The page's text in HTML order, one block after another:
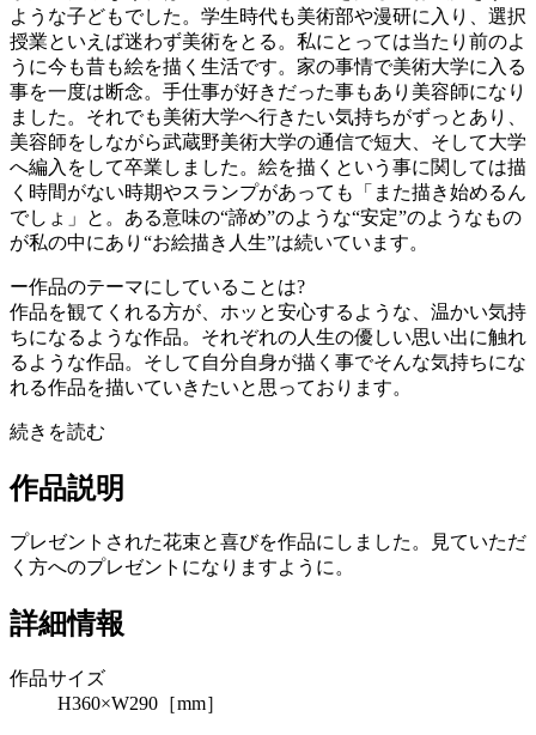
ような子どもでした。学生時代も美術部や漫研に入り、選択
授業といえば迷わず美術をとる。私にとっては当たり前のよ
うに今も昔も絵を描く生活です。家の事情で美術大学に入る
事を一度は断念。手仕事が好きだった事もあり美容師になり
ました。それでも美術大学へ行きたい気持ちがずっとあり、
美容師をしながら武蔵野美術大学の通信で短大、そして大学
へ編入をして卒業しました。絵を描くという事に関しては描
く時間がない時期やスランプがあっても「また描き始めるん
でしょ」と。ある意味の“諦め”のような“安定”のようなもの
が私の中にあり“お絵描き人生”は続いています。
ー作品のテーマにしていることは?
作品を観てくれる方が、ホッと安心するような、温かい気持
ちになるような作品。それぞれの人生の優しい思い出に触れ
るような作品。そして自分自身が描く事でそんな気持ちにな
れる作品を描いていきたいと思っております。
続きを読む
作品説明
プレゼントされた花束と喜びを作品にしました。見ていただ
く方へのプレゼントになりますように。
詳細情報
作品サイズ
H360×W290［mm］